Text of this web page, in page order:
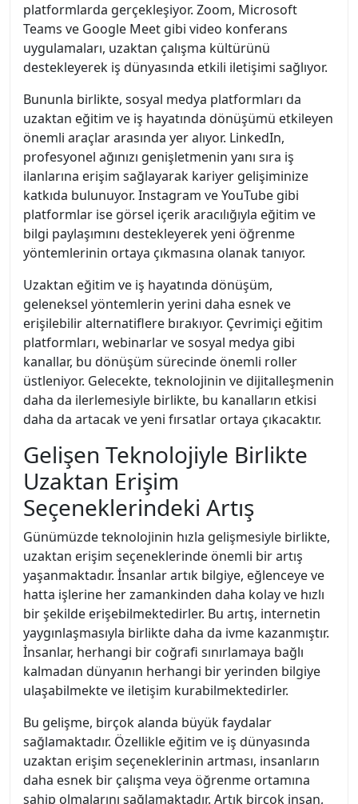
platformlarda gerçekleşiyor. Zoom, Microsoft
Teams ve Google Meet gibi video konferans
uygulamaları, uzaktan çalışma kültürünü
destekleyerek iş dünyasında etkili iletişimi sağlıyor.
Bununla birlikte, sosyal medya platformları da
uzaktan eğitim ve iş hayatında dönüşümü etkileyen
önemli araçlar arasında yer alıyor. LinkedIn,
profesyonel ağınızı genişletmenin yanı sıra iş
ilanlarına erişim sağlayarak kariyer gelişiminize
katkıda bulunuyor. Instagram ve YouTube gibi
platformlar ise görsel içerik aracılığıyla eğitim ve
bilgi paylaşımını destekleyerek yeni öğrenme
yöntemlerinin ortaya çıkmasına olanak tanıyor.
Uzaktan eğitim ve iş hayatında dönüşüm,
geleneksel yöntemlerin yerini daha esnek ve
erişilebilir alternatiflere bırakıyor. Çevrimiçi eğitim
platformları, webinarlar ve sosyal medya gibi
kanallar, bu dönüşüm sürecinde önemli roller
üstleniyor. Gelecekte, teknolojinin ve dijitalleşmenin
daha da ilerlemesiyle birlikte, bu kanalların etkisi
daha da artacak ve yeni fırsatlar ortaya çıkacaktır.
Gelişen Teknolojiyle Birlikte
Uzaktan Erişim
Seçeneklerindeki Artış
Günümüzde teknolojinin hızla gelişmesiyle birlikte,
uzaktan erişim seçeneklerinde önemli bir artış
yaşanmaktadır. İnsanlar artık bilgiye, eğlenceye ve
hatta işlerine her zamankinden daha kolay ve hızlı
bir şekilde erişebilmektedirler. Bu artış, internetin
yaygınlaşmasıyla birlikte daha da ivme kazanmıştır.
İnsanlar, herhangi bir coğrafi sınırlamaya bağlı
kalmadan dünyanın herhangi bir yerinden bilgiye
ulaşabilmekte ve iletişim kurabilmektedirler.
Bu gelişme, birçok alanda büyük faydalar
sağlamaktadır. Özellikle eğitim ve iş dünyasında
uzaktan erişim seçeneklerinin artması, insanların
daha esnek bir çalışma veya öğrenme ortamına
sahip olmalarını sağlamaktadır. Artık birçok insan,